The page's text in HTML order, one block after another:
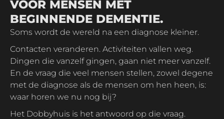
VOOR MENSEN MET
BEGINNENDE DEMENTIE.
Soms wordt de wereld na een diagnose kleiner.
Contacten veranderen. Activiteiten vallen weg.
Dingen die vanzelf gingen, gaan niet meer vanzelf.
En de vraag die veel mensen stellen, zowel degene
met de diagnose als de mensen om hen heen, is:
waar horen we nu nog bij?
Het Dobbyhuis is het antwoord op die vraag.